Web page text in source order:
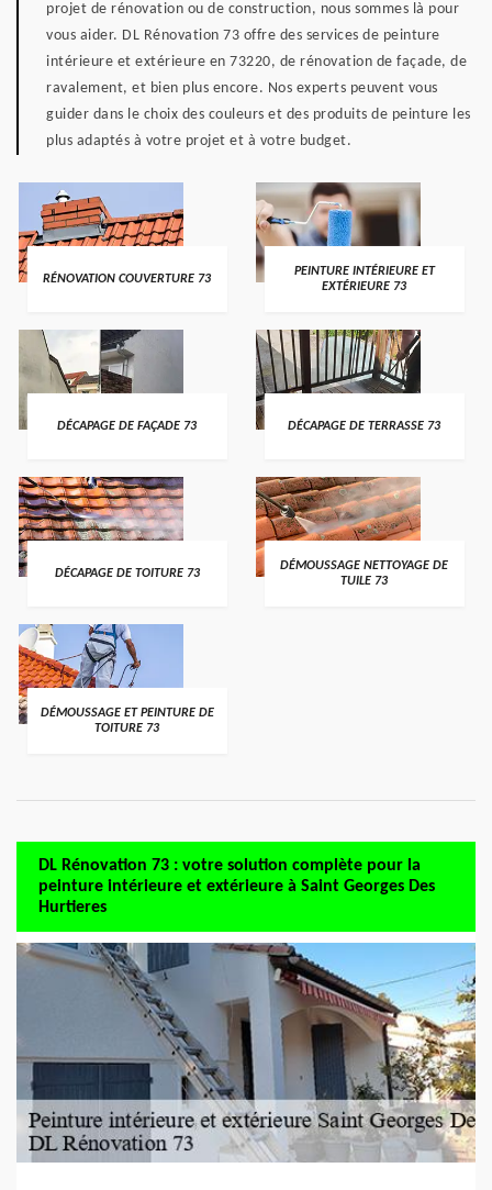
projet de rénovation ou de construction, nous sommes là pour
vous aider. DL Rénovation 73 offre des services de peinture
intérieure et extérieure en 73220, de rénovation de façade, de
ravalement, et bien plus encore. Nos experts peuvent vous
guider dans le choix des couleurs et des produits de peinture les
plus adaptés à votre projet et à votre budget.
RÉNOVATION COUVERTURE 73
PEINTURE INTÉRIEURE ET
EXTÉRIEURE 73
DÉCAPAGE DE FAÇADE 73 DÉCAPAGE DE TERRASSE 73
DÉCAPAGE DE TOITURE 73
DÉMOUSSAGE NETTOYAGE DE
TUILE 73
DÉMOUSSAGE ET PEINTURE DE
TOITURE 73
DL Rénovation 73 : votre solution complète pour la
peinture intérieure et extérieure à Saint Georges Des
Hurtieres